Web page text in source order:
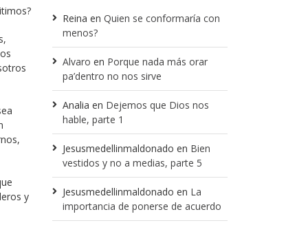
y
Reina en Quien se conformaría con
menos?
Alvaro en Porque nada más orar
pa’dentro no nos sirve
Analia en Dejemos que Dios nos
hable, parte 1
Jesusmedellinmaldonado en Bien
vestidos y no a medias, parte 5
Jesusmedellinmaldonado en La
importancia de ponerse de acuerdo